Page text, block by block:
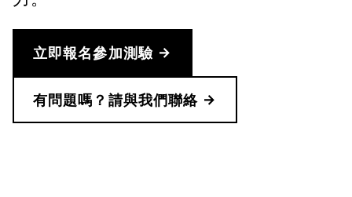
立即報名參加測驗
有問題嗎？請與我們聯絡